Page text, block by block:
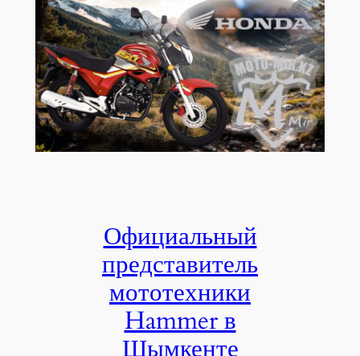
Официальный
представитель
мототехники
Hammer в
Шымкенте